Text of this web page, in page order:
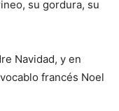
su gordura, su
Navidad, y en
francés Noel